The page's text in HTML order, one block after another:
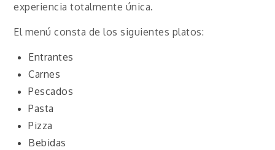
experiencia totalmente única.
El menú consta de los siguientes platos:
Entrantes
Carnes
Pescados
Pasta
Pizza
Bebidas